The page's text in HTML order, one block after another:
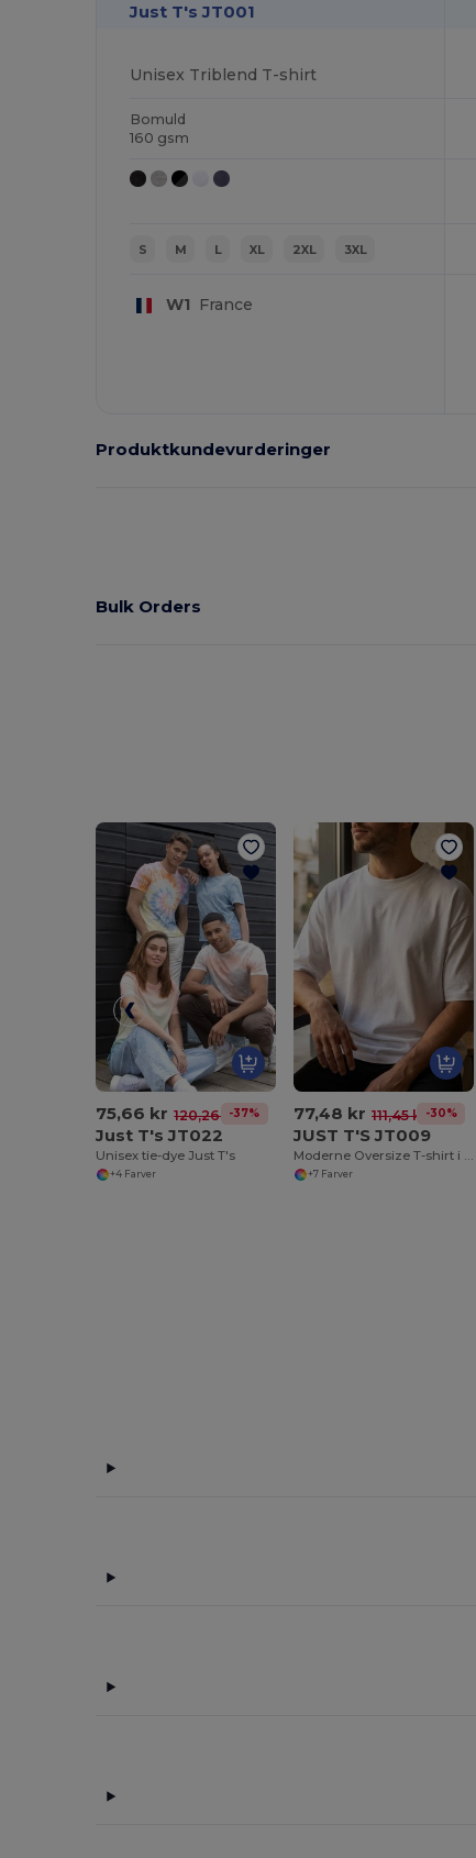
Just T's JT001
Unisex Triblend T-shirt
Bomuld
160 gsm
S M L XL 2XL 3XL
W1 France
Produktkundevurderinger
Bulk Orders
75,66 kr 120,26 kr-37%
Just T's JT022
Unisex tie-dye Just T's
+4 Farver
77,48 kr 111,45 kr-30%
JUST T'S JT009
Moderne Oversize T-shirt i Blød Bomuld
+7 Farver